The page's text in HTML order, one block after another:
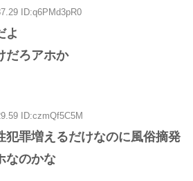
ID:q6PMd3pR0
よ
だろアホか
ID:czmQf5C5M
犯罪増えるだけなのに風俗摘発
なのかな